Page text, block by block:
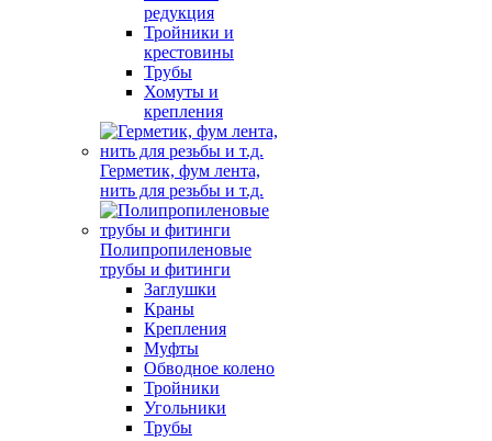
редукция
Тройники и
крестовины
Трубы
Хомуты и
крепления
Герметик, фум лента,
нить для резьбы и т.д.
Полипропиленовые
трубы и фитинги
Заглушки
Краны
Крепления
Муфты
Обводное колено
Тройники
Угольники
Трубы